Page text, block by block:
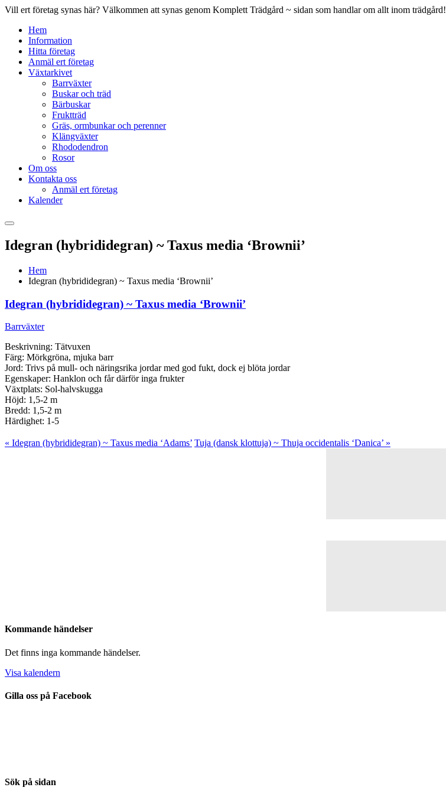
Vill ert företag synas här? Välkommen att synas genom Komplett Trädgård ~ sidan som handlar om allt inom trädgård!
Hem
Information
Hitta företag
Anmäl ert företag
Växtarkivet
Barrväxter
Buskar och träd
Bärbuskar
Fruktträd
Gräs, ormbunkar och perenner
Klängväxter
Rhododendron
Rosor
Om oss
Kontakta oss
Anmäl ert företag
Kalender
Idegran (hybrididegran) ~ Taxus media ‘Brownii’
Hem
Idegran (hybrididegran) ~ Taxus media ‘Brownii’
Idegran (hybrididegran) ~ Taxus media ‘Brownii’
Barrväxter
Beskrivning: Tätvuxen
Färg: Mörkgröna, mjuka barr
Jord: Trivs på mull- och näringsrika jordar med god fukt, dock ej blöta jordar
Egenskaper: Hanklon och får därför inga frukter
Växtplats: Sol-halvskugga
Höjd: 1,5-2 m
Bredd: 1,5-2 m
Härdighet: 1-5
« Idegran (hybrididegran) ~ Taxus media ‘Adams’ Tuja (dansk klottuja) ~ Thuja occidentalis ‘Danica’ »
Kommande händelser
Det finns inga kommande händelser.
Visa kalendern
Gilla oss på Facebook
Sök på sidan